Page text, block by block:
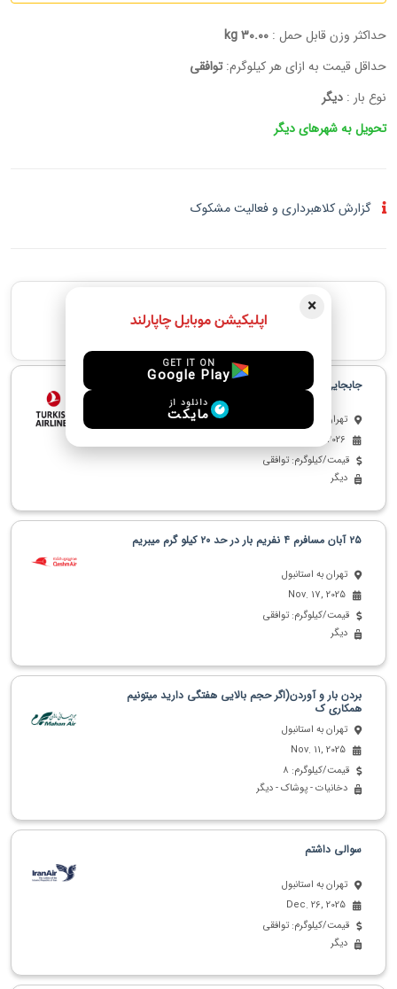
حداکثر وزن قابل حمل : 30.00 kg
حداقل قیمت به ازای هر کیلوگرم:توافقی
نوع بار : دیگر
تحویل به شهرهای دیگر
گزارش کلاهبرداری و فعالیت مشکوک
جدید ترین پیشنهادهای مشابه
جابجایی بار از تهران به استانبول
تهران به استانبول
Jan. 22, 2026
قیمت/کیلوگرم: توافقی
دیگر
۲۵ آبان مسافرم ۴ نفریم بار در حد ۲۰ کیلو گرم میبریم
تهران به استانبول
Nov. 17, 2025
قیمت/کیلوگرم: توافقی
دیگر
بردن بار و آوردن(اگر حجم بالایی هفتگی دارید میتونیم
همکاری ک
تهران به استانبول
Nov. 11, 2025
قیمت/کیلوگرم: 8
دخانیات - پوشاک - دیگر
سوالی داشتم
تهران به استانبول
Dec. 26, 2025
قیمت/کیلوگرم: توافقی
دیگر
×
اپلیکیشن موبایل چاپارلند
GET IT ON
Google Play
دانلود از
مایکت